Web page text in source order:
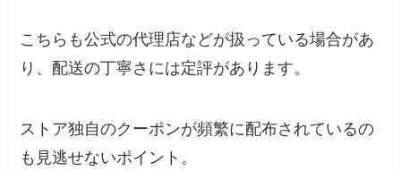
こちらも公式の代理店などが扱っている場合があ
り、配送の丁寧さには定評があります。
ストア独自のクーポンが頻繁に配布されているの
も見逃せないポイント。